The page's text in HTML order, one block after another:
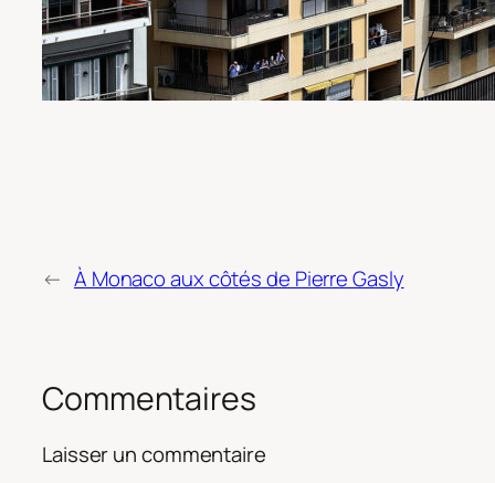
← À Monaco aux côtés de Pierre Gasly
Commentaires
Laisser un commentaire